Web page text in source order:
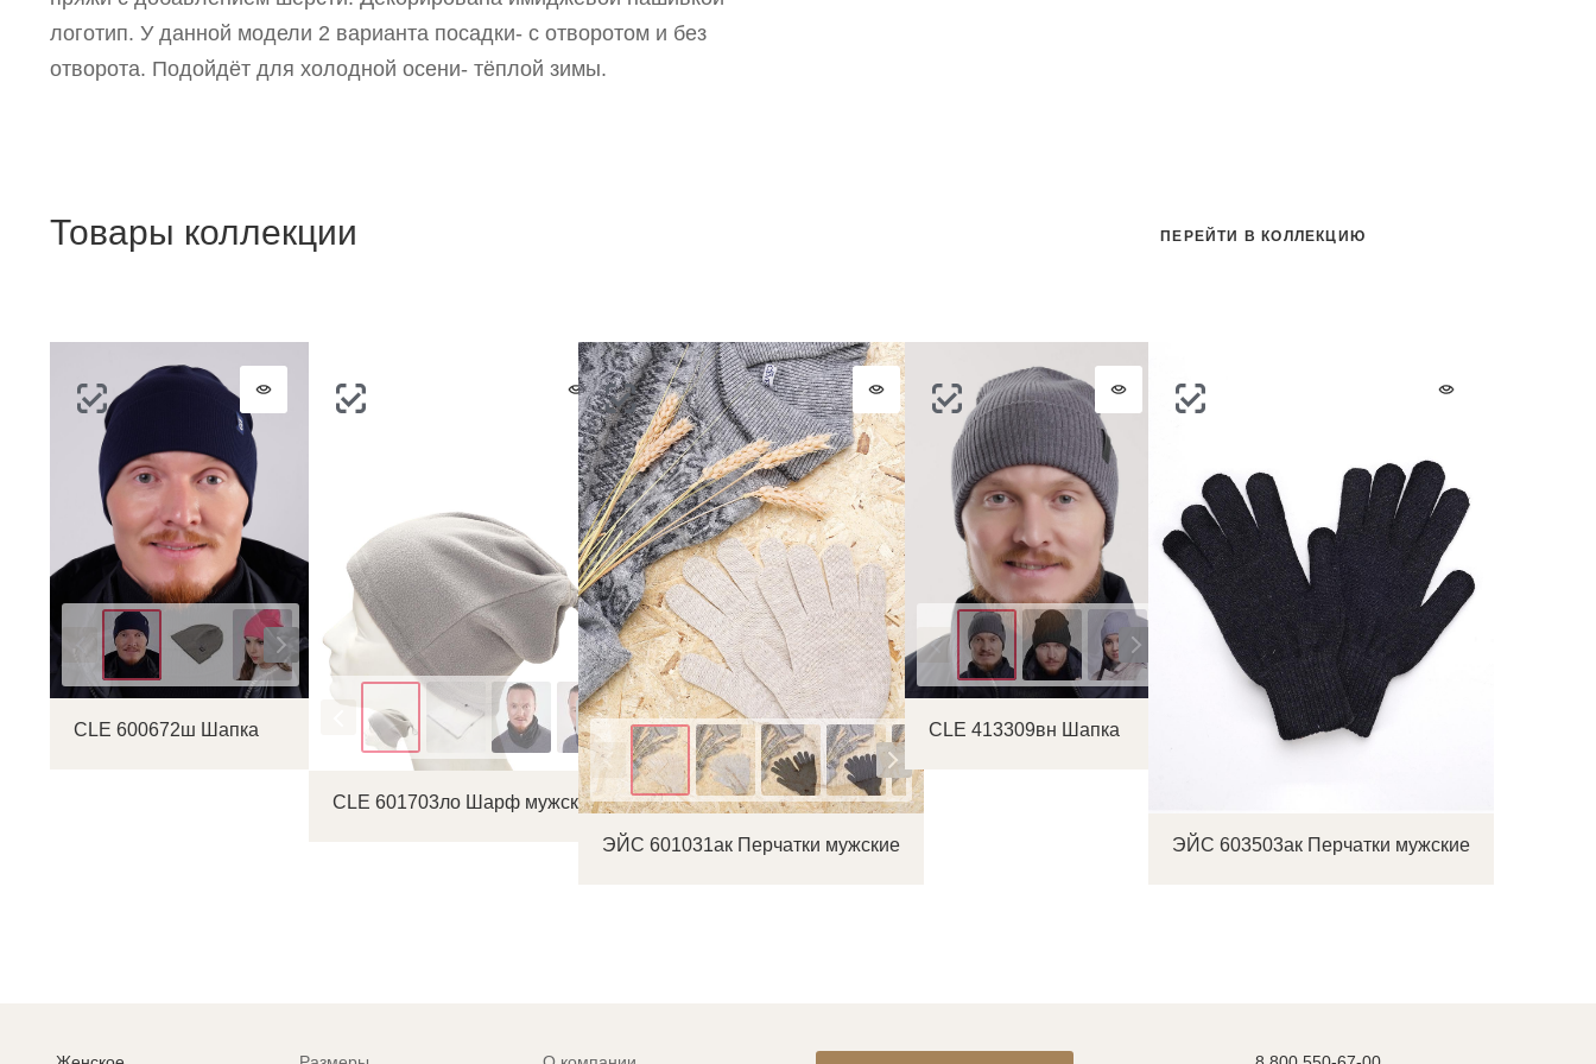
логотип. У данной модели 2 варианта посадки- с отворотом и без
отворота. Подойдёт для холодной осени- тёплой зимы.
Товары коллекции
Цвет
CLE 600672ш Шапка
CLE 601703ло Шарф мужской
Цвет
ЭЙС 601031ак Перчатки мужские
Цвет
CLE 413309вн Шапка
ЭЙС 603503ак Перчатки мужские
ПЕРЕЙТИ В КОЛЛЕКЦИЮ
Письмо не пришло? Напишите нам на